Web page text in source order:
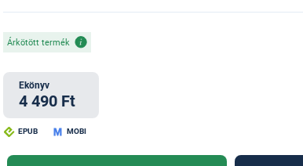
Árkötött termék
Ekönyv
4 490 Ft
EPUB MOBI